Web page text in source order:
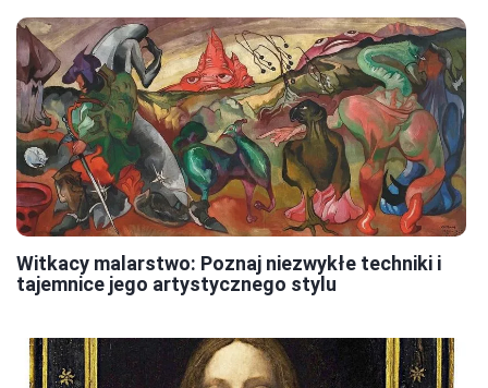
Witkacy malarstwo: Poznaj niezwykłe techniki i
tajemnice jego artystycznego stylu